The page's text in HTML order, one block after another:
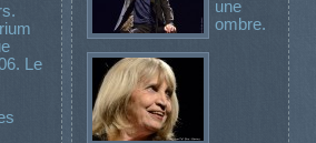
Le
une
ombre.